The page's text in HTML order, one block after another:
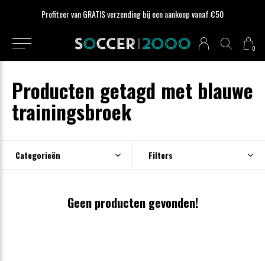
0
Profiteer van GRATIS verzending bij een aankoop vanaf €50
Producten getagd met blauwe
trainingsbroek
Categorieën Filters
Geen producten gevonden!